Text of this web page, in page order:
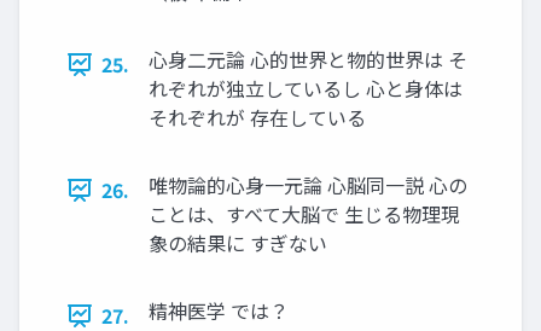
25.
心身二元論 心的世界と物的世界は そ
れぞれが独立しているし 心と身体は
それぞれが 存在している
26.
唯物論的心身一元論 心脳同一説 心の
ことは、すべて大脳で 生じる物理現
象の結果に すぎない
27. 精神医学 では？